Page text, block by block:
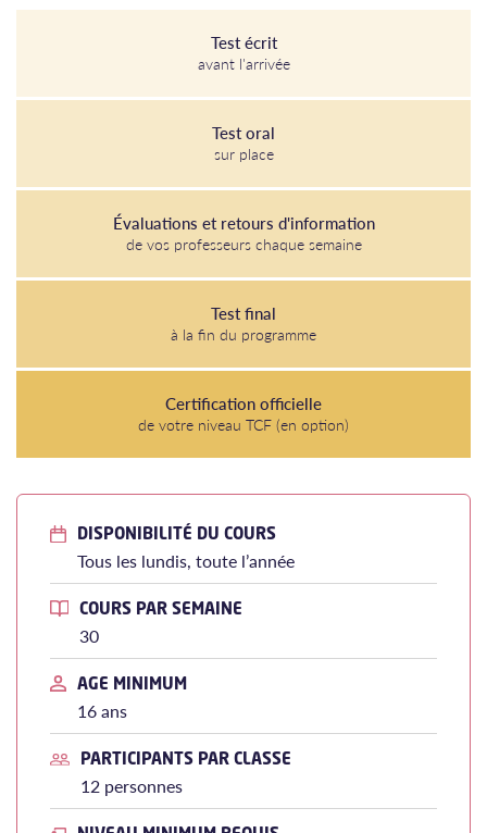
Test écrit
avant l'arrivée
Test oral
sur place
Évaluations et retours d'information
de vos professeurs chaque semaine
Test final
à la fin du programme
Certification officielle
de votre niveau TCF (en option)
DISPONIBILITÉ DU COURS
Tous les lundis, toute l’année
COURS PAR SEMAINE
30
AGE MINIMUM
16 ans
PARTICIPANTS PAR CLASSE
12 personnes